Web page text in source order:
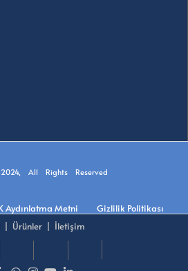
2024, All Rights Reserved
Aydınlatma Metni
Gizlilik Politikası
| Ürünler| İletişim